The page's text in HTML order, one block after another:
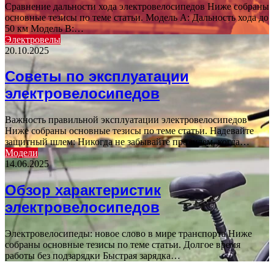
Сравнение дальности хода электровелосипедов Ниже собраны
основные тезисы по теме статьи. Модель A: Дальность хода до
50 км Модель B:…
Электровелы
20.10.2025
Советы по эксплуатации
электровелосипедов
Важность правильной эксплуатации электровелосипедов
Ниже собраны основные тезисы по теме статьи. Надевайте
защитный шлем: Никогда не забывайте про шлем, когда…
Модели
14.06.2025
Обзор характеристик
электровелосипедов
Электровелосипеды: новое слово в мире транспорта Ниже
собраны основные тезисы по теме статьи. Долгое время
работы без подзарядки Быстрая зарядка…